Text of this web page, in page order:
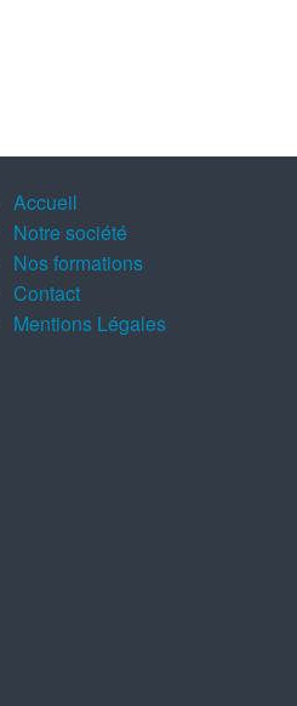
Accueil
Notre société
Nos formations
Contact
Mentions Légales